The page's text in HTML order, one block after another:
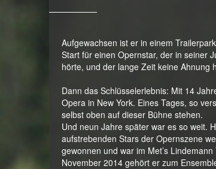
Aufgewachsen ist er in einem
Start für einen Opernstar, der in seiner
hörte, und der lange Zeit keine Ahnung
Dann das Schlüsselerlebnis: Mit 14
Opera in New York. Eines Tages, so
selbst oben auf dieser Bühne stehen.
Und neun Jahre später war es so weit.
aufstrebenden Stars der Opernszene
gewonnen und war im Met’s
November 2014 gehört er zum